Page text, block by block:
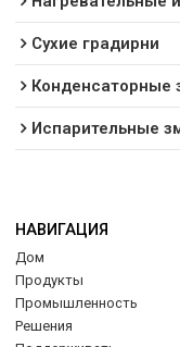
Сухие градирни
Конденсаторные
Испарительные
НАВИГАЦИЯ
Дом
Продукты
Промышленность
Решения